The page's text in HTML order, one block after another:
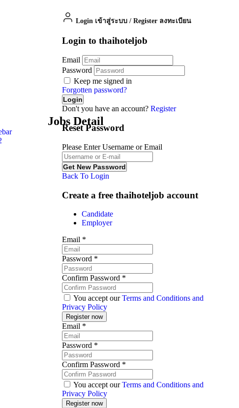
Jobs Detail
Login เข้าสู่ระบบ / Register ลงทะเบียน
Login to thaihoteljob
Email
Password
Keep me signed in
Forgotten password?
Don't you have an account? Register
Reset Password
Please Enter Username or Email
Back To Login
Create a free thaihoteljob account
Candidate
Employer
Email *
Password *
Confirm Password *
You accept ourTerms and Conditions and
Privacy Policy
Email *
Password *
Confirm Password *
You accept ourTerms and Conditions and
Privacy Policy